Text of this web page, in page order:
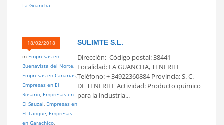
La Guancha
18/02/2018
in Empresas en
Buenavista del Norte,
Empresas en Canarias,
Empresas en El
Rosario, Empresas en
El Sauzal, Empresas en
El Tanque, Empresas
en Garachico,
SULIMTE S.L.
Dirección: Código postal: 38441
Localidad: LA GUANCHA, TENERIFE
Teléfono: + 34922360884 Provincia: S. C.
DE TENERIFE Actividad: Producto quimico
para la industria...